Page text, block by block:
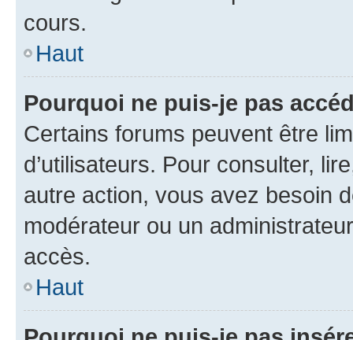
cours.
Haut
Pourquoi ne puis-je pas
Certains forums peuvent être
d’utilisateurs. Pour consulter,
autre action, vous avez besoin
modérateur ou un
accès.
Haut